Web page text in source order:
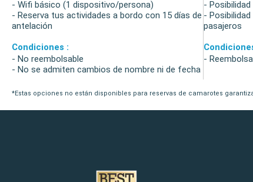
- Wifi básico (1 dispositivo/persona)
- Reserva tus actividades a bordo con 15 días de
antelación
Condiciones :
- No reembolsable
- No se admiten cambios de nombre ni de fecha
-
-
pasajeros
-
*Estas opciones no están disponibles para reservas de camarotes